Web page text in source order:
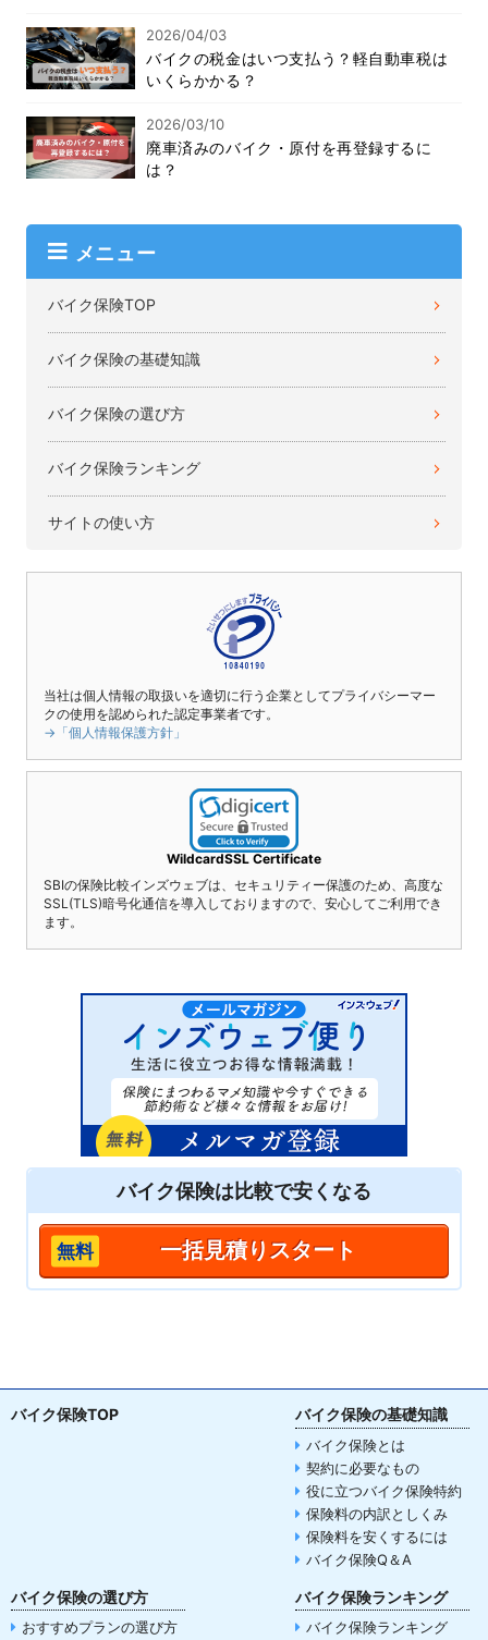
2026/04/03
バイクの税金はいつ支払う？軽自動車税は
いくらかかる？
2026/03/10
廃車済みのバイク・原付を再登録するに
は？
メニュー
バイク保険TOP
バイク保険の基礎知識
バイク保険の選び方
バイク保険ランキング
サイトの使い方
当社は個人情報の取扱いを適切に行う企業としてプライバシーマー
クの使用を認められた認定事業者です。
→「個人情報保護方針」
WildcardSSL Certificate
SBIの保険比較インズウェブは、セキュリティー保護のため、高度な
SSL(TLS)暗号化通信を導入しておりますので、安心してご利用でき
ます。
バイク保険は比較で安くなる
一括見積りスタート
バイク保険TOP バイク保険の基礎知識
バイク保険とは
契約に必要なもの
役に立つバイク保険特約
保険料の内訳としくみ
保険料を安くするには
バイク保険Q＆A
バイク保険の選び方
おすすめプランの選び方
バイク保険ランキング
バイク保険ランキング